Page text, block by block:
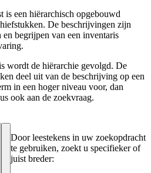
is een hiërarchisch opgebouwd
De beschrijvingen zijn
begrijpen van een inventaris
wordt de hiërarchie gevolgd. De
deel uit van de beschrijving op een
in een hoger niveau voor, dan
ook aan de zoekvraag.
Door leestekens in uw zoekopdracht
te gebruiken, zoekt u specifieker of
juist breder: